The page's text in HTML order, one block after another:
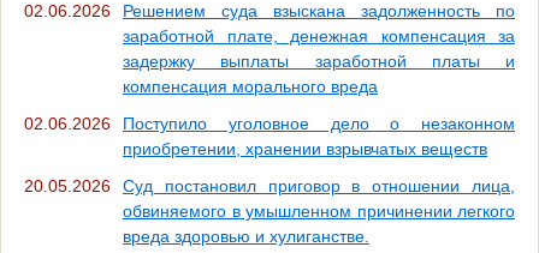
02.06.2026
Решением суда взыскана задолженность по
заработной плате, денежная компенсация за
задержку выплаты заработной платы и
компенсация морального вреда
02.06.2026
Поступило уголовное дело о незаконном
приобретении, хранении взрывчатых веществ
20.05.2026
Суд постановил приговор в отношении лица,
обвиняемого в умышленном причинении легкого
вреда здоровью и хулиганстве.